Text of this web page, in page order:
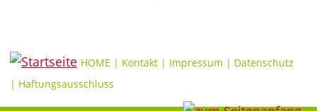
HOME | Kontakt | Impressum | Datenschutz
| Haftungsausschluss